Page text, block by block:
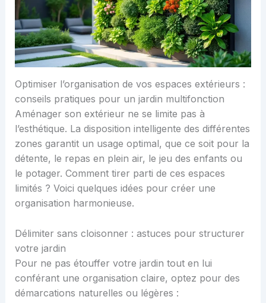
Optimiser l’organisation de vos espaces extérieurs :
conseils pratiques pour un jardin multifonction
Aménager son extérieur ne se limite pas à
l’esthétique. La disposition intelligente des différentes
zones garantit un usage optimal, que ce soit pour la
détente, le repas en plein air, le jeu des enfants ou
le potager. Comment tirer parti de ces espaces
limités ? Voici quelques idées pour créer une
organisation harmonieuse.
Délimiter sans cloisonner : astuces pour structurer
votre jardin
Pour ne pas étouffer votre jardin tout en lui
conférant une organisation claire, optez pour des
démarcations naturelles ou légères :